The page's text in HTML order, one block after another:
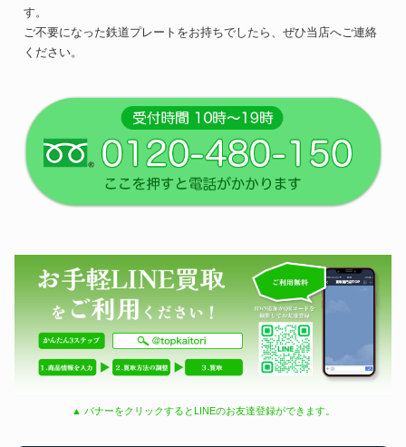
す。
ご不要になった鉄道プレートをお持ちでしたら、ぜひ当店へご連絡
ください。
▲ バナーをクリックするとLINEのお友達登録ができます。